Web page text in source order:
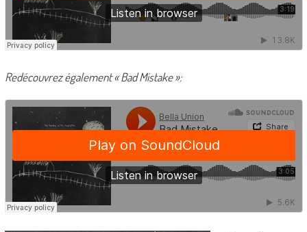
Redécouvrez également « Bad Mistake »: